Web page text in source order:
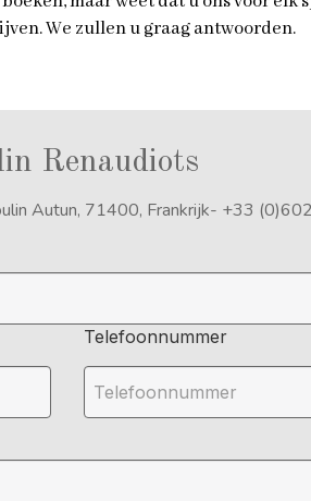
We zullen u graag antwoorden.
Renaudiots
Autun, 71400, Frankrijk- +33
Telefoonnummer